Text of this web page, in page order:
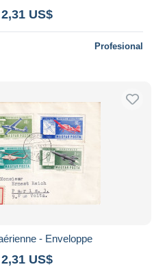
US$
Profesional
- Enveloppe
US$